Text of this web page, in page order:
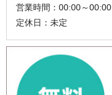
営業時間：00:00～00:00
定休日：未定